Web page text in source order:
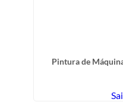
Pintura de